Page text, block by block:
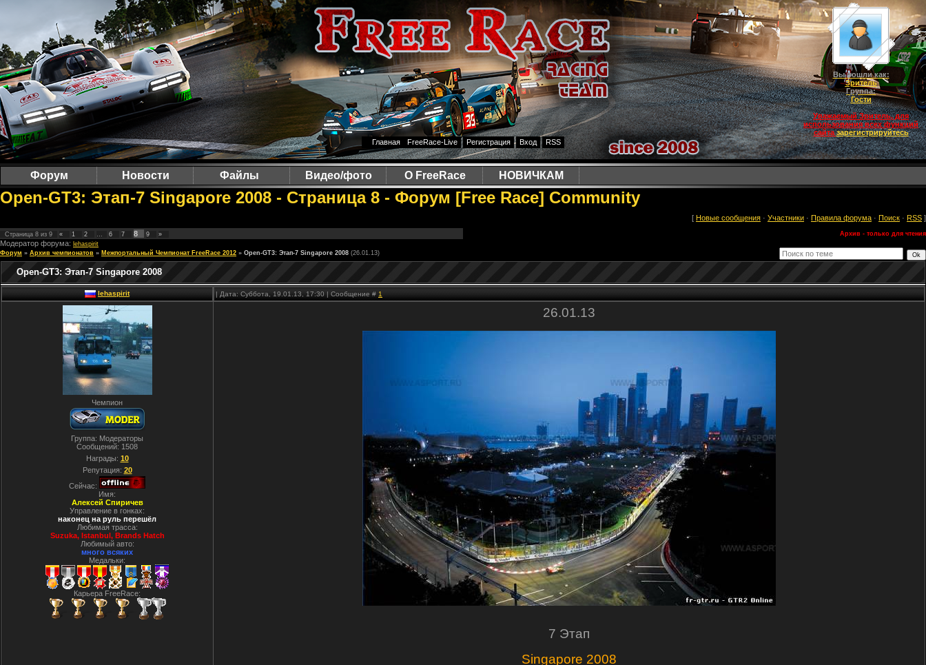
Вы вошли как:
Зритель
Группа:
Гости
Уважаемый Зритель, для
использования всех функций
сайтазарегистрируйтесь
Главная
FreeRace-Live Регистрация Вход RSS
Форум Новости Файлы Видео/фото О FreeRace НОВИЧКАМ
Open-GT3: Этап-7 Singapore 2008 - Страница 8 - Форум [Free Race] Community
[ Новые сообщения · Участники · Правила форума · Поиск · RSS ]
Страница 8 из 9 « 1 2 … 6 7 8 9 » Архив - только для чтения
Модератор форума: lehaspirit
Форум » Архив чемпионатов » Межпортальный Чемпионат FreeRace 2012 » Open-GT3: Этап-7 Singapore 2008 (26.01.13)
Open-GT3: Этап-7 Singapore 2008
lehaspirit | Дата: Суббота, 19.01.13, 17:30 | Сообщение # 1
Чемпион
Группа: Модераторы
Сообщений: 1508
Награды: 10
Репутация: 20
Сейчас:
Имя:
Алексей Спиричев
Управление в гонках:
наконец на руль перешёл
Любимая трасса:
Suzuka, Istanbul, Вrands Hatch
Любимый авто:
много всяких
Медальки:
Карьера FreeRace:
26.01.13
7 Этап
Singapore 2008